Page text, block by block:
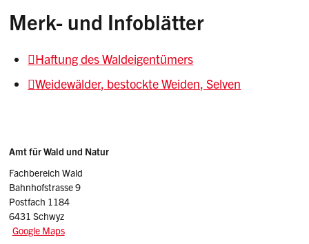
Merk- und Infoblätter
Haftung des Waldeigentümers
Weidewälder, bestockte Weiden, Selven
Sidebar
Adresse
Amt für Wald und Natur
Fachbereich Wald
Bahnhofstrasse 9
Postfach 1184
6431 Schwyz
Google Maps